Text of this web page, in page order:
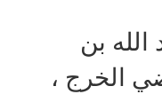
بن
الخرج ،